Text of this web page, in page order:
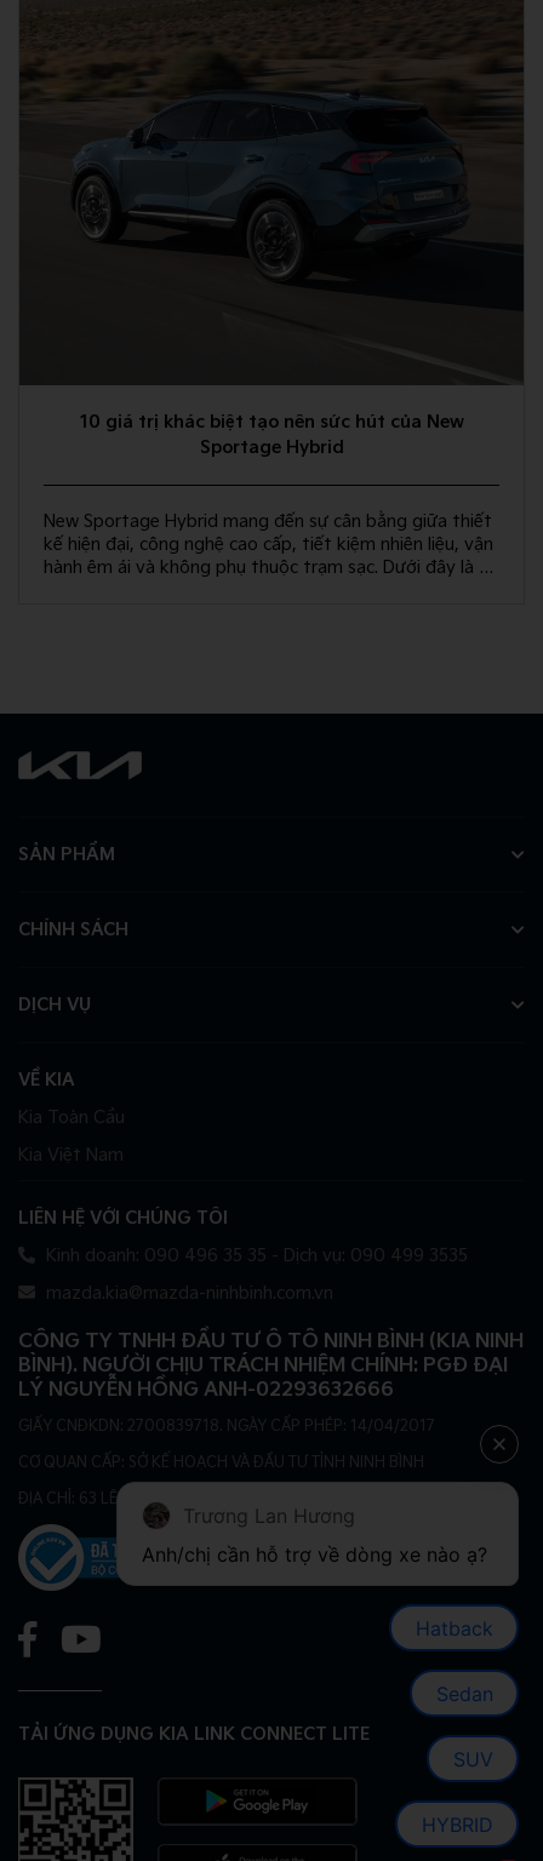
10 giá trị khác biệt tạo nên sức hút của New
Sportage Hybrid
New Sportage Hybrid mang đến sự cân bằng giữa thiết
kế hiện đại, công nghệ cao cấp, tiết kiệm nhiên liệu, vận
hành êm ái và không phụ thuộc trạm sạc. Dưới đây là 10
SẢN PHẨM
CHÍNH SÁCH
DỊCH VỤ
VỀ KIA
Kia Toàn Cầu
Kia Việt Nam
LIÊN HỆ VỚI CHÚNG TÔI
Kinh doanh: 090 496 35 35 - Dịch vụ: 090 499 3535
mazda.kia@mazda-ninhbinh.com.vn
CÔNG TY TNHH ĐẦU TƯ Ô TÔ NINH BÌNH (KIA NINH
BÌNH). NGƯỜI CHỊU TRÁCH NHIỆM CHÍNH: PGĐ ĐẠI
LÝ NGUYỄN HỒNG ANH-02293632666
GIẤY CNĐKDN: 2700839718. NGÀY CẤP PHÉP: 14/04/2017
CƠ QUAN CẤP: SỞ KẾ HOẠCH VÀ ĐẦU TƯ TỈNH NINH BÌNH
ĐỊA CHỈ: 63 LÊ ĐẠI HÀNH, PHƯỜNG HOA LƯ, TỈNH NINH BÌNH
TẢI ỨNG DỤNG KIA LINK CONNECT LITE
Trương Lan Hương
Hatback
Sedan
SUV
HYBRID